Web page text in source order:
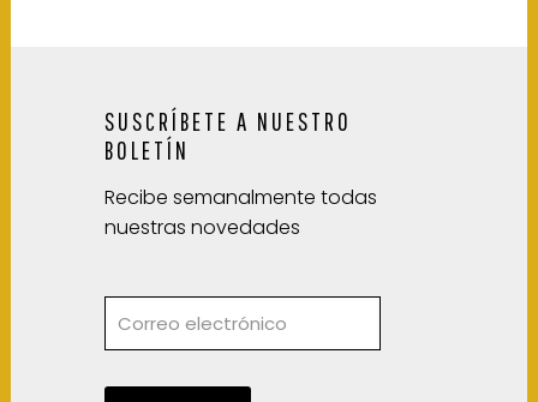
SUSCRÍBETE A NUESTRO
BOLETÍN
Recibe semanalmente todas
nuestras novedades